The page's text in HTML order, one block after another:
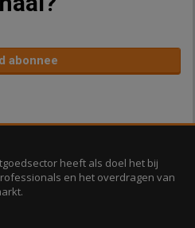
abonnee
heeft als doel het bij
en het overdragen van